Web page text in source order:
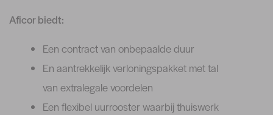
Aficor biedt:
Een contract van onbepaalde duur
En aantrekkelijk verloningspakket met tal
van extralegale voordelen
Een flexibel uurrooster waarbij thuiswerk